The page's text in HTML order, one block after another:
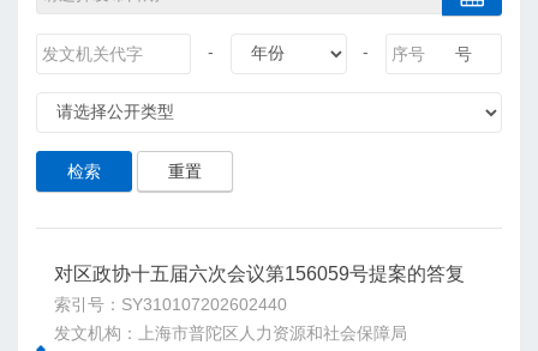
- - 号
检索 重置
对区政协十五届六次会议第156059号提案的答复
索引号：SY310107202602440
发文机构：上海市普陀区人力资源和社会保障局